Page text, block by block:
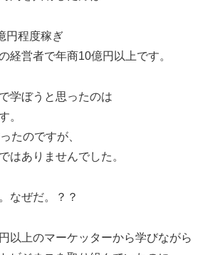
円程度稼ぎ
経営者で年商10億円以上です。
学ぼうと思ったのは
。
たのですが、
はありませんでした。
なぜだ。？？
以上のマーケッターから学びながら